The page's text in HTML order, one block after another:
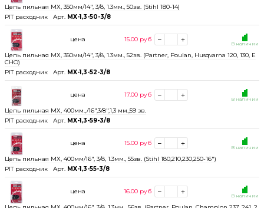
Цепь пильная МХ, 350мм/14", 3/8, 1.3мм., 50зв. (Stihl 180-14)
PIT расходник
Арт. MX-1,3-50-3/8
Цепь пильная МХ, 350мм/14", 3/8, 1.3мм., 52зв. (Partner, Poulan, Husqvarna 120, 130, E
CHO)
PIT расходник
Арт. MX-1,3-52-3/8
В наличии
цена 15.00 руб
Цепь пильная МХ, 400мм.,/16",3/8",1,3 мм.,59 зв.
PIT расходник
Арт. MX-1,3-59-3/8
В наличии
цена 17.00 руб
Цепь пильная МХ, 400мм/16", 3/8, 1.3мм., 55зв. (Stihl 180,210,230,250-16")
PIT расходник
Арт. MX-1,3-55-3/8
В наличии
цена 15.00 руб
В наличии
цена 16.00 руб